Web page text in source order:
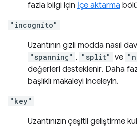
fazla bilgi için İçe aktarma
"incognito"
Uzantının gizli modda nasıl
"spanning" , "split" ve
değerleri desteklenir. Daha
başlıklı makaleyi inceleyin.
"key"
Uzantınızın çeşitli geliştirme